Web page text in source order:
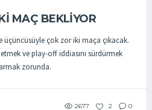
MAÇ BEKLİYOR
çok zor iki maça çıkacak.
ve play-off iddiasını sürdürmek
zorunda.
2677 2 0